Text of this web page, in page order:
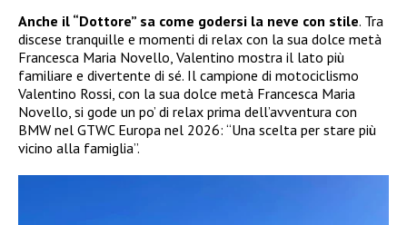
Anche il “Dottore” sa come godersi la neve con stile. Tra
discese tranquille e momenti di relax con la sua dolce metà
Francesca Maria Novello, Valentino mostra il lato più
familiare e divertente di sé. Il campione di motociclismo
Valentino Rossi, con la sua dolce metà Francesca Maria
Novello, si gode un po’ di relax prima dell’avventura con
BMW nel GTWC Europa nel 2026: “Una scelta per stare più
vicino alla famiglia”.